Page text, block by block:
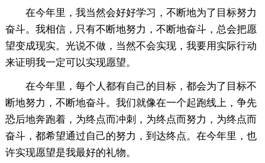
在今年里，我当然会好好学习，不断地为了目标努力
奋斗。我相信，只有不断地努力，不断地奋斗，总会把愿
望变成现实。光说不做，当然不会实现，我要用实际行动
来证明我一定可以实现愿望。
在今年里，每个人都有自己的目标，都会为了目标不
断地努力，不断地奋斗。我们就像在一个起跑线上，争先
恐后地奔跑着，为终点而冲刺，为终点而努力，为终点而
奋斗，都希望通过自己的努力，到达终点。在今年里，也
许实现愿望是我最好的礼物。